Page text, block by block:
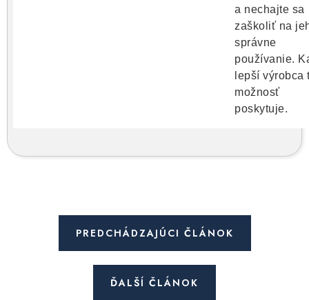
a nechajte sa
zaškoliť na
správne
používanie.
lepší výrobca
možnosť
poskytuje.
PREDCHÁDZAJÚCI ČLÁNOK
ĎALŠÍ ČLÁNOK